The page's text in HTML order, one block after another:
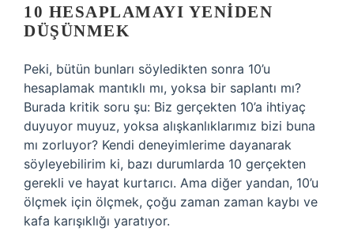
10 HESAPLAMAYI YENIDEN
DÜŞÜNMEK
Peki, bütün bunları söyledikten sonra 10’u
hesaplamak mantıklı mı, yoksa bir saplantı mı?
Burada kritik soru şu: Biz gerçekten 10’a ihtiyaç
duyuyor muyuz, yoksa alışkanlıklarımız bizi buna
mı zorluyor? Kendi deneyimlerime dayanarak
söyleyebilirim ki, bazı durumlarda 10 gerçekten
gerekli ve hayat kurtarıcı. Ama diğer yandan, 10’u
ölçmek için ölçmek, çoğu zaman zaman kaybı ve
kafa karışıklığı yaratıyor.